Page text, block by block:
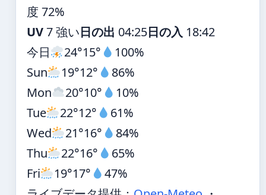
度 72%
UV7 強い日の出 04:25日の入 18:42
今日
24°15°
100%
Sun
19°12°
86%
Mon
20°10°
10%
Tue
22°12°
61%
Wed
21°16°
84%
Thu
22°16°
65%
Fri
19°17°
47%